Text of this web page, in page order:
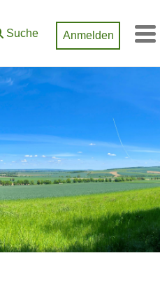
Suche
Anmelden